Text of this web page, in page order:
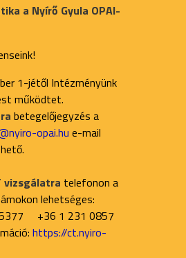
a Nyírő Gyula OPAI-
1-jétől Intézményünk
működtet.
betegelőjegyzés a
opai.hu e-mail
vizsgálatra telefonon a
lehetséges:
+36 1 231 0857
https://ct.nyiro-